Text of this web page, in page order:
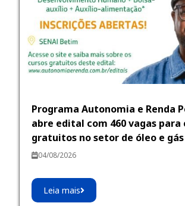
Programa Autonomia e Renda
abre edital com 460 vagas para
gratuitos no setor de óleo e gás
04/08/2026
Leia mais